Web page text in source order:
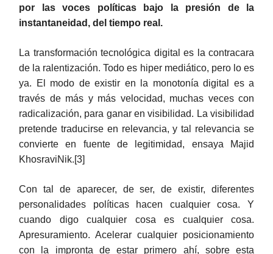
por las voces políticas bajo la presión de la
instantaneidad, del tiempo real.
La transformación tecnológica digital es la contracara
de la ralentización. Todo es hiper mediático, pero lo es
ya. El modo de existir en la monotonía digital es a
través de más y más velocidad, muchas veces con
radicalización, para ganar en visibilidad. La visibilidad
pretende traducirse en relevancia, y tal relevancia se
convierte en fuente de legitimidad, ensaya Majid
KhosraviNik.[3]
Con tal de aparecer, de ser, de existir, diferentes
personalidades políticas hacen cualquier cosa. Y
cuando digo cualquier cosa es cualquier cosa.
Apresuramiento. Acelerar cualquier posicionamiento
con la impronta de estar primero ahí, sobre esta